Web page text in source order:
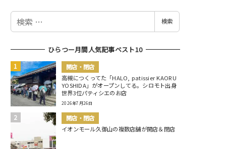
検
検索
ひらつー月間人気記事ベスト10
開店・閉店
高槻につくってた「HALO, patissier KAORU
YOSHIDA」がオープンしてる。シロモト出身
世界3位パティシエのお店
2026年7月26日
開店・閉店
イオンモール久御山の複数店舗が開店＆閉店